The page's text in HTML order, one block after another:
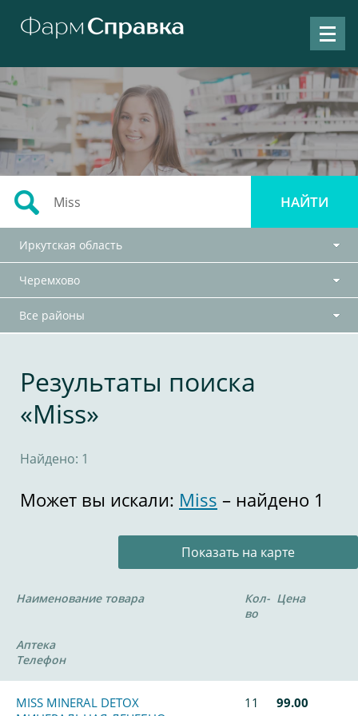
Иркутская область
Черемхово
Все районы
Результаты поиска
«Miss»
Найдено: 1
Может вы искали: Miss – найдено 1
Показать на карте
Наименование товара
Кол-
во
Цена
Аптека
Телефон
MISS MINERAL DETOX
11 99.00